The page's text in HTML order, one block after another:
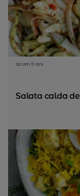
acum 11 ani
Salata calda